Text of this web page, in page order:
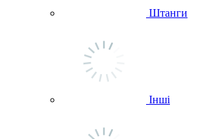
Штанги
Інші